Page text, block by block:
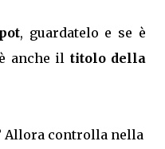
, guardatelo e se è
anche il titolo della
Allora controlla nella